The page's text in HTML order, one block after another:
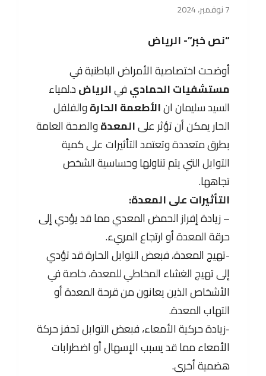
7 نوفمبر، 2024
“نص خبر”- الرياض
أوضحت اختصاصية الأمراض الباطنية في
مستشفيات الحماديفيالرياضد.لمياء
السيد سليمان انالأطعمة الحارةوالفلفل
الحار يمكن أن تؤثر علىالمعدةوالصحة العامة
بطرق متعددة وتعتمد التأثيرات على كمية
التوابل التي يتم تناولها وحساسية الشخص
تجاهها.
التأثيرات على المعدة:
– زيادة إفراز الحمض المعدي مما قد يؤدي إلى
حرقة المعدة أو ارتجاع المريء.
-تهيج المعدة، فبعض التوابل الحارة قد تؤدي
إلى تهيج الغشاء المخاطي للمعدة، خاصة في
الأشخاص الذين يعانون من قرحة المعدة أو
التهاب المعدة.
-زيادة حركية الأمعاء، فبعض التوابل تحفز حركة
الأمعاء مما قد يسبب الإسهال أو اضطرابات
هضمية أخرى.